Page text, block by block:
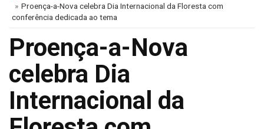
Proença-a-Nova celebra Dia Internacional da Floresta com
conferência dedicada ao tema
Proença-a-Nova
celebra Dia
Internacional da